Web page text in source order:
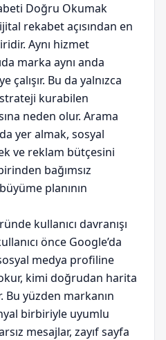
Doğru Okumak
rekabet açısından en
Aynı hizmet
marka aynı anda
Bu da yalnızca
kurabilen
neden olur. Arama
yer almak, sosyal
ve reklam bütçesini
bağımsız
planının
kullanıcı davranışı
önce Google’da
medya profiline
kimi doğrudan harita
yüzden markanın
birbiriyle uyumlu
mesajlar, zayıf sayfa